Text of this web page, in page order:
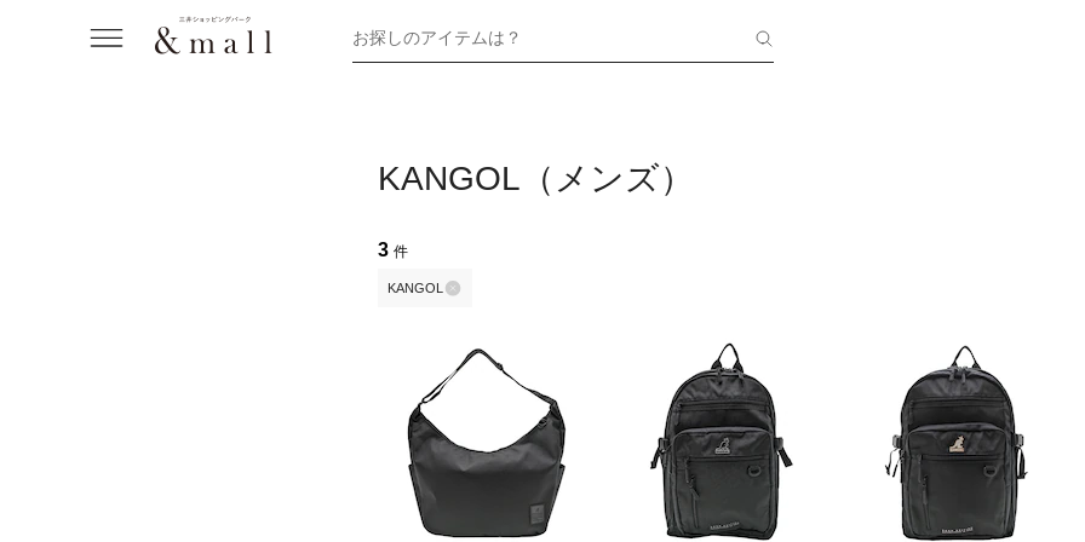
お探しのアイテムは？
KANGOL（メンズ）
3 件
KANGOL